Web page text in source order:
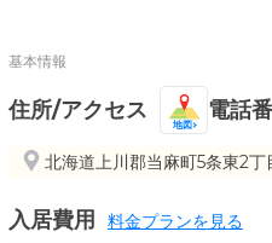
基本情報
住所/アクセス
地図
電話
北海道上川郡当麻町5条東2丁
入居費用 料金プランを見る